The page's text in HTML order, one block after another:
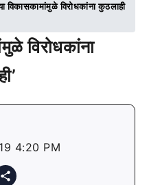
विकासकामांमुळे विरोधकांना कुठलाही
विरोधकांना
4:20 PM